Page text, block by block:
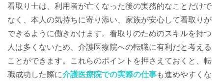
看取り士は、利用者が亡くなった後の実務的なことだけで
なく、本人の気持ちに寄り添い、家族が安心して看取りが
できるように働きかけます。看取りのためのスキルを持つ
人は多くないため、介護医療院への転職に有利だと考える
ことができます。これらのポイントを押さえておくと、転
職成功した際に介護医療院での実際の仕事も進めやすくな